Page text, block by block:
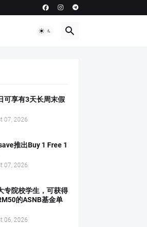
可享有3天长周末假
07, 2026
推出Buy 1 Free 1
07, 2026
专院校学生，可获得
的ASNB基金单
06, 2026